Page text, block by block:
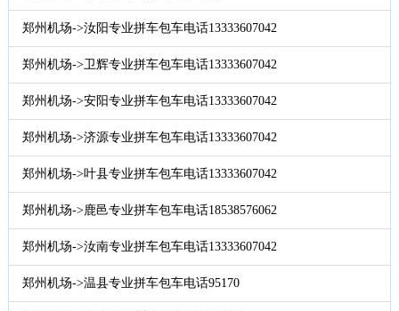
郑州机场->汝阳专业拼车包车电话13333607042
郑州机场->卫辉专业拼车包车电话13333607042
郑州机场->安阳专业拼车包车电话13333607042
郑州机场->济源专业拼车包车电话13333607042
郑州机场->叶县专业拼车包车电话13333607042
郑州机场->鹿邑专业拼车包车电话18538576062
郑州机场->汝南专业拼车包车电话13333607042
郑州机场->温县专业拼车包车电话95170